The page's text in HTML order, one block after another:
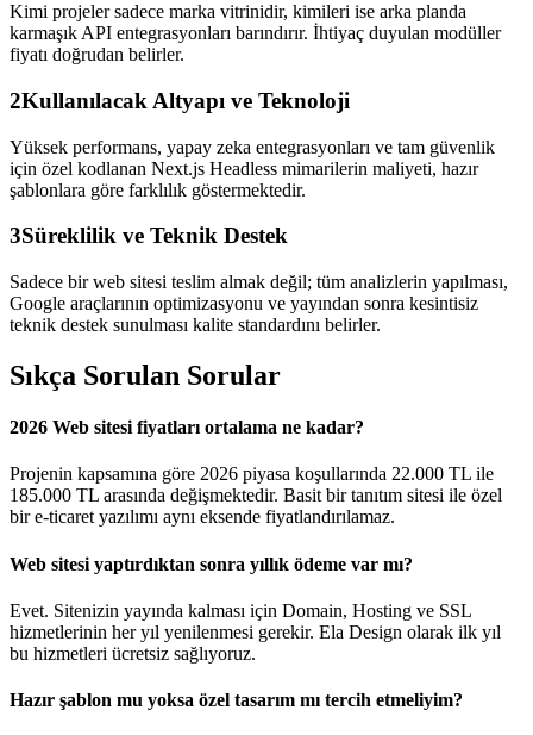
Kimi projeler sadece marka vitrinidir, kimileri ise arka planda
karmaşık API entegrasyonları barındırır. İhtiyaç duyulan modüller
fiyatı doğrudan belirler.
2Kullanılacak Altyapı ve Teknoloji
Yüksek performans, yapay zeka entegrasyonları ve tam güvenlik
için özel kodlanan Next.js Headless mimarilerin maliyeti, hazır
şablonlara göre farklılık göstermektedir.
3Süreklilik ve Teknik Destek
Sadece bir web sitesi teslim almak değil; tüm analizlerin yapılması,
Google araçlarının optimizasyonu ve yayından sonra kesintisiz
teknik destek sunulması kalite standardını belirler.
Sıkça Sorulan Sorular
2026 Web sitesi fiyatları ortalama ne kadar?
Projenin kapsamına göre 2026 piyasa koşullarında 22.000 TL ile
185.000 TL arasında değişmektedir. Basit bir tanıtım sitesi ile özel
bir e-ticaret yazılımı aynı eksende fiyatlandırılamaz.
Web sitesi yaptırdıktan sonra yıllık ödeme var mı?
Evet. Sitenizin yayında kalması için Domain, Hosting ve SSL
hizmetlerinin her yıl yenilenmesi gerekir. Ela Design olarak ilk yıl
bu hizmetleri ücretsiz sağlıyoruz.
Hazır şablon mu yoksa özel tasarım mı tercih etmeliyim?